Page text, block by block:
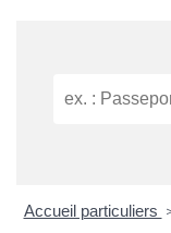
Accueil particuliers